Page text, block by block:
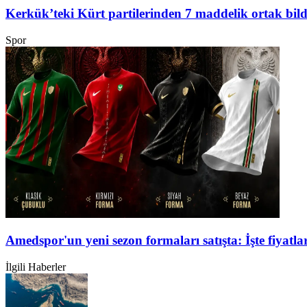
Kerkük’teki Kürt partilerinden 7 maddelik ortak
Spor
Amedspor'un yeni sezon formaları satışta: İşte
İlgili Haberler